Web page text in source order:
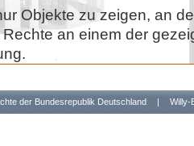
Objekte zu zeigen, an
an einem der
der Bundesrepublik Deutschland | Willy-